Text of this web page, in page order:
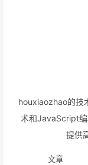
houxiaozhao的技
术和JavaScript
提供
文章